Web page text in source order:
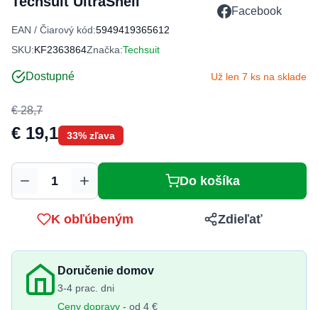
Facebook
EAN / Čiarový kód:5949419365612
SKU:KF2363864Značka:Techsuit
Dostupné Už len 7 ks na sklade
€ 28,7
€ 19,1 33% zľava
Množstvo Do košíka
K obľúbeným Zdieľať
Doručenie domov
3-4 prac. dni
Ceny dopravy - od 4 €